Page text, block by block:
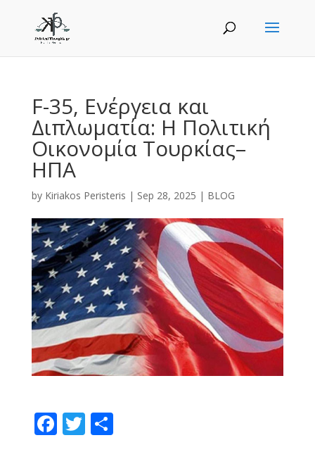
F-35, Ενέργεια και
Διπλωματία: Η Πολιτική
Οικονομία Τουρκίας–
ΗΠΑ
by Kiriakos Peristeris | Sep 28, 2025 | BLOG
F T S